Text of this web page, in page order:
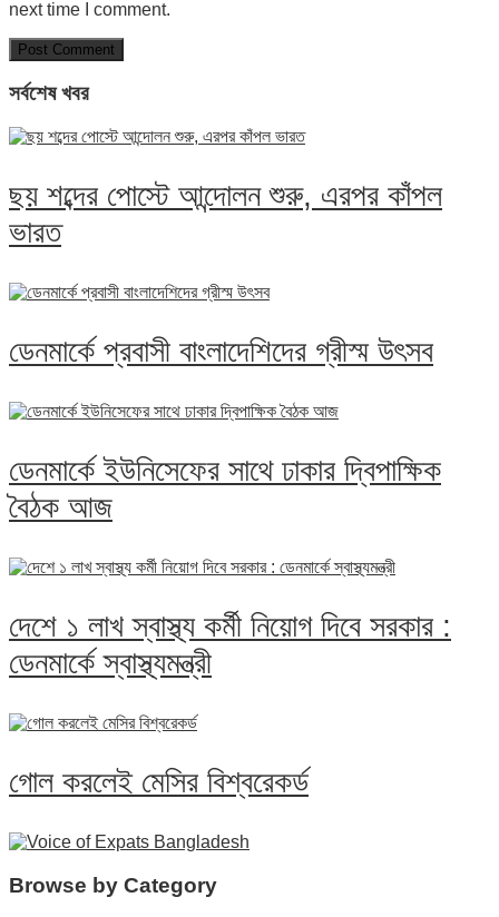
next time I comment.
সর্বশেষ খবর
ছয় শব্দের পোস্টে আন্দোলন শুরু, এরপর কাঁপল
ভারত
ডেনমার্কে প্রবাসী বাংলাদেশিদের গ্রীস্ম উৎসব
ডেনমার্কে ইউনিসেফের সাথে ঢাকার দ্বিপাক্ষিক
বৈঠক আজ
দেশে ১ লাখ স্বাস্থ্য কর্মী নিয়োগ দিবে সরকার :
ডেনমার্কে স্বাস্থ্যমন্ত্রী
গোল করলেই মেসির বিশ্বরেকর্ড
Browse by Category